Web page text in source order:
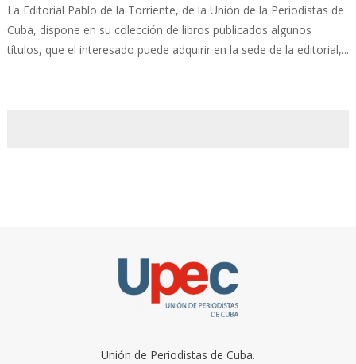
La Editorial Pablo de la Torriente, de la Unión de la Periodistas de
Cuba, dispone en su colección de libros publicados algunos
títulos, que el interesado puede adquirir en la sede de la editorial,...
Unión de Periodistas de Cuba.